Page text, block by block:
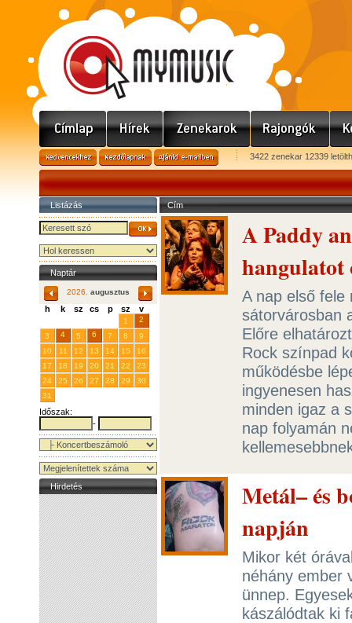
3422 zenekar 12339
Listázás
Naptár
2026. augusztus
h k sz cs p sz v
1
2
3
4 5 6 7 8
9
10
11 12 13 14 15
16
17
18 19 20 21 22
23
24
25 26 27 28 29
30
31
Időszak:
-
Hirdetés
Cím
A Paddy
hangulatot
A nap első fele
sátorvárosban
Előre
Rock színpad
működésbe
ingyenesen
minden igaz a
nap folyamán
Metál– és
napján
Mikor két
néhány ember
ünnep.
kászálódtak ki